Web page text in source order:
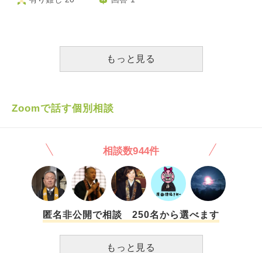
です。 突破口を頂きたいです。 長文で、同じ事ばかりを書
という気持ちもありますが、今いる子供のこと、今のタイミ
敗しています。また妊娠中つわりが酷くほぼ動けない状態が
続いておりました。子供もいるため慎重に行動したいです。
要ない！と言われた事もあり言い出せません。 父や兄はず
なため理解してくれてると思ってましたが、不規則で子供達
たり出掛けたり、旅行行ったり色んな話したりイベント事は
絶対欠かす事なく参加してました。 看護師で不規則だけ
事を話してくれるし、素敵な人と出会えたねって言ってくれ
ます。まぁ子供達なりの気遣いもあるのでしょうが… 心配
してくれてるのはわかりますが、何でそこまで言われなくち
ゃいけないのかなとも思います。 そんな母を含めた両親に
現在の彼の話をしていいものか悩んでしまいます。 何言わ
れるかと恐怖心に対し、コソコソ子供達と彼と出掛けたり旅
もっと見る
Zoomで話す個別相談
相談数944件
匿名非公開で相談 250名から選べます
もっと見る